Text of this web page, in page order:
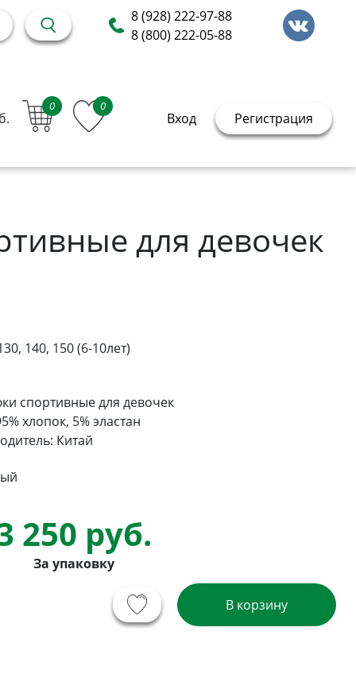
8 (928) 222-97-88
8 (800) 222-05-88
0 0
Вход Регистрация
для девочек
140, 150 (6-10лет)
спортивные для девочек
хлопок, 5% эластан
Китай
250 руб.
За упаковку
В корзину